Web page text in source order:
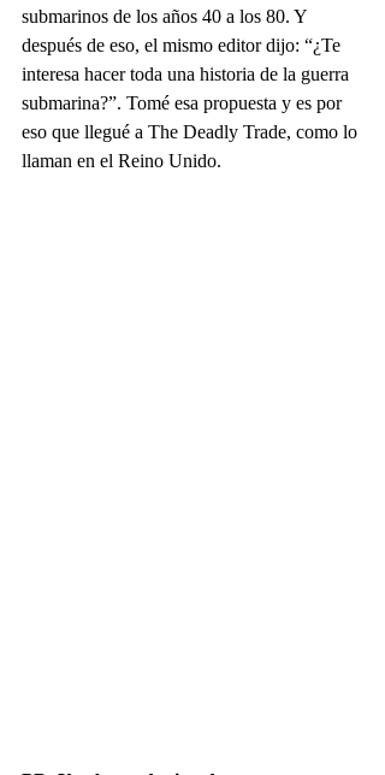
submarinos de los años 40 a los 80. Y
después de eso, el mismo editor dijo: “¿Te
interesa hacer toda una historia de la guerra
submarina?”. Tomé esa propuesta y es por
eso que llegué a The Deadly Trade, como lo
llaman en el Reino Unido.